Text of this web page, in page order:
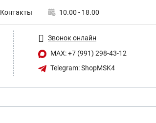
Контакты 10.00 - 18.00
Звонок онлайн
MAX: +7 (991) 298-43-12
Telegram: ShopMSK4